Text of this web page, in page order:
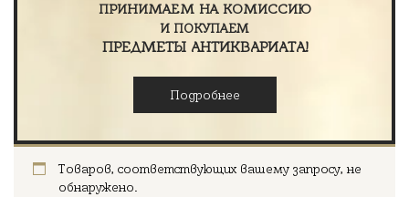
ПРИНИМАЕМ НА КОМИССИЮ
И ПОКУПАЕМ
ПРЕДМЕТЫ АНТИКВАРИАТА!
Подробнее
Товаров, соответствующих вашему запросу, не
обнаружено.